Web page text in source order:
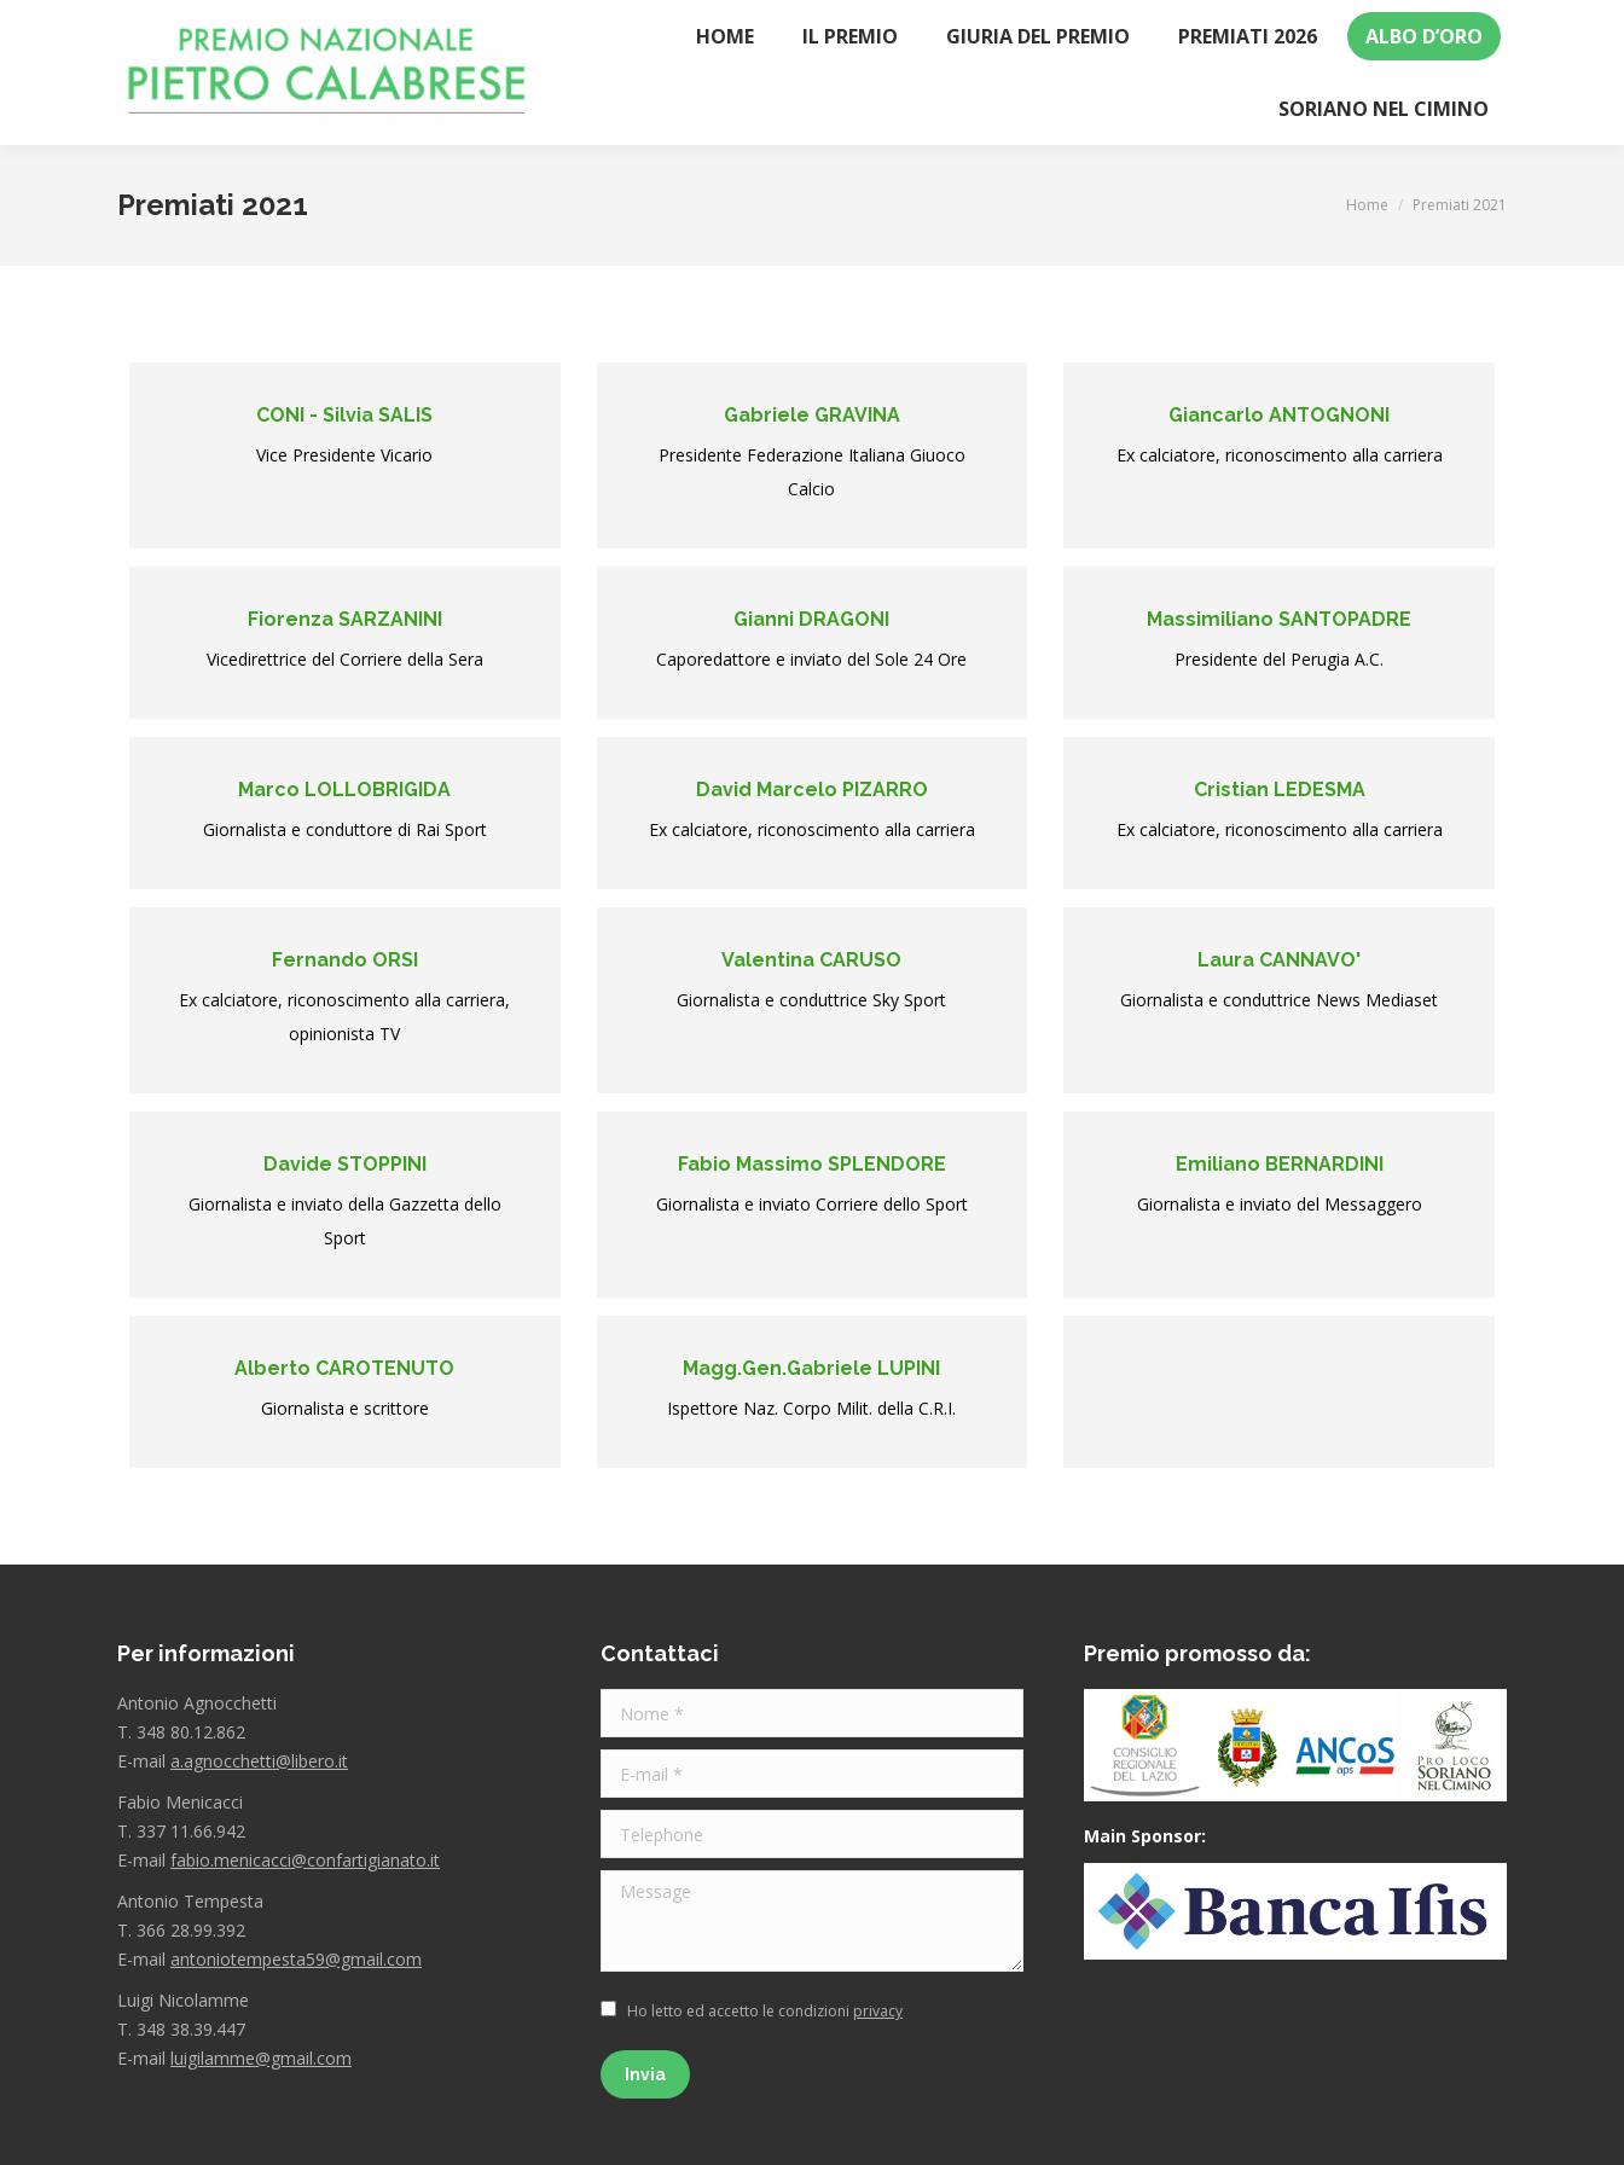
HOME IL PREMIO GIURIA DEL PREMIO PREMIATI 2026 ALBO D’ORO
SORIANO NEL CIMINO
Premiati 2021 You are here:
Home Premiati 2021
CONI - Silvia SALIS
Vice Presidente Vicario
Gabriele GRAVINA
Presidente Federazione Italiana Giuoco
Calcio
Giancarlo ANTOGNONI
Ex calciatore, riconoscimento alla carriera
Fiorenza SARZANINI
Vicedirettrice del Corriere della Sera
Gianni DRAGONI
Caporedattore e inviato del Sole 24 Ore
Massimiliano SANTOPADRE
Presidente del Perugia A.C.
Marco LOLLOBRIGIDA
Giornalista e conduttore di Rai Sport
David Marcelo PIZARRO
Ex calciatore, riconoscimento alla carriera
Cristian LEDESMA
Ex calciatore, riconoscimento alla carriera
Fernando ORSI
Ex calciatore, riconoscimento alla carriera,
opinionista TV
Valentina CARUSO
Giornalista e conduttrice Sky Sport
Laura CANNAVO'
Giornalista e conduttrice News Mediaset
Davide STOPPINI
Giornalista e inviato della Gazzetta dello
Sport
Fabio Massimo SPLENDORE
Giornalista e inviato Corriere dello Sport
Emiliano BERNARDINI
Giornalista e inviato del Messaggero
Alberto CAROTENUTO
Giornalista e scrittore
Magg.Gen.Gabriele LUPINI
Ispettore Naz. Corpo Milit. della C.R.I.
Per informazioni
Antonio Agnocchetti
T. 348 80.12.862
E-mail a.agnocchetti@libero.it
Fabio Menicacci
T. 337 11.66.942
E-mail fabio.menicacci@confartigianato.it
Antonio Tempesta
T. 366 28.99.392
E-mail antoniotempesta59@gmail.com
Luigi Nicolamme
T. 348 38.39.447
E-mail luigilamme@gmail.com
Contattaci
Nome *
E-mail *
Telephone
Message
Ho letto ed accetto le condizioni privacy
Invia
Premio promosso da:
Main Sponsor: